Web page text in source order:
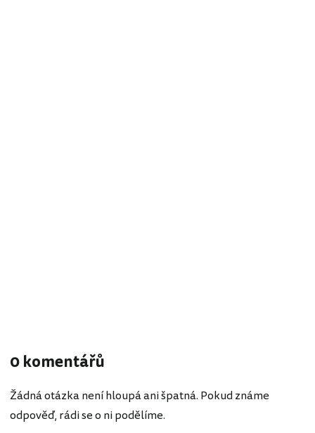
0 komentářů
Žádná otázka není hloupá ani špatná. Pokud známe
odpověď, rádi se o ni podělíme.